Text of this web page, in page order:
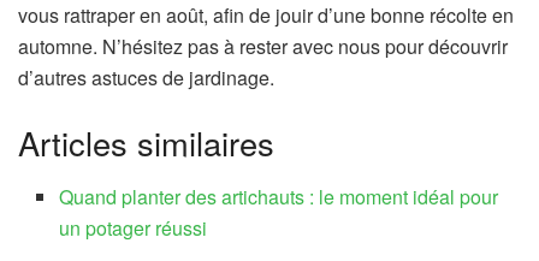
vous rattraper en août, afin de jouir d’une bonne récolte en
automne. N’hésitez pas à rester avec nous pour découvrir
d’autres astuces de jardinage.
Articles similaires
Quand planter des artichauts : le moment idéal pour
un potager réussi